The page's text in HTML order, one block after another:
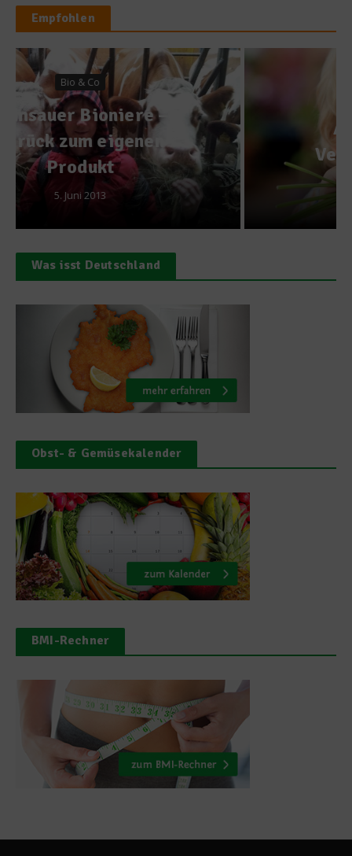
Empfohlen
News
Am Wochenende:
VeggieExpo München
30. April 2015
Was isst Deutschland
Obst- & Gemüsekalender
BMI-Rechner